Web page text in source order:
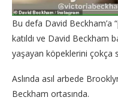
Bu defa David Beckham’a
katıldı ve David Beckham
yaşayan köpeklerini çokça
Aslında asıl arbede
Beckham ortasında.